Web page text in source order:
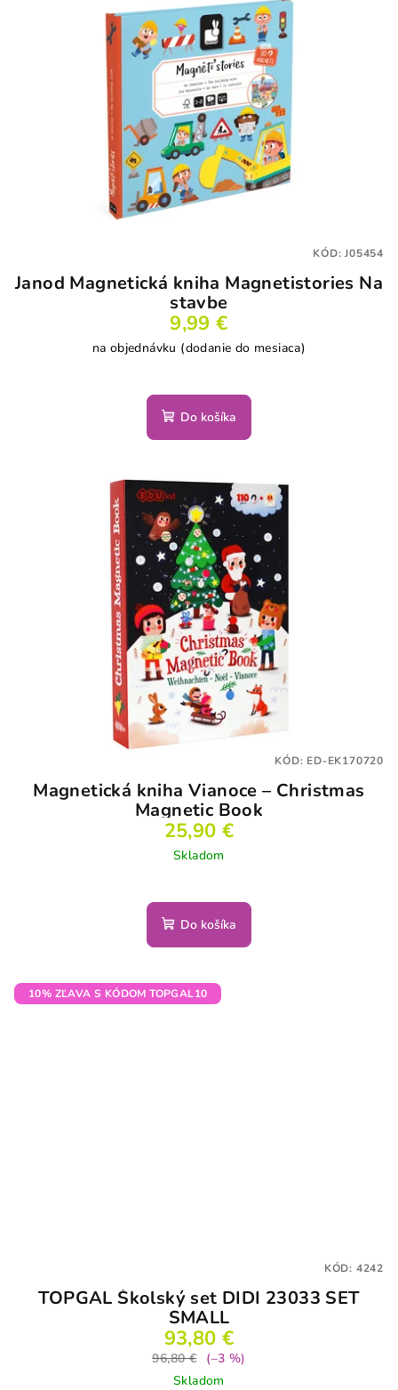
Janod Magnetická kniha Magnetistories Na
stavbe
9,99 €
na objednávku (dodanie do mesiaca)
Do košíka
KÓD:J05454
Magnetická kniha Vianoce – Christmas
Magnetic Book
25,90 €
Skladom
Do košíka
KÓD: ED-EK170720
10% ZĽAVA S KÓDOM TOPGAL10
TOPGAL Školský set DIDI 23033 SET
SMALL
93,80 €
96,80 €
(–3 %)
Skladom
KÓD: 4242